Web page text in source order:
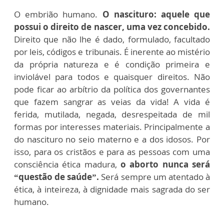
O embrião humano. O nascituro: aquele que
possui o direito de nascer, uma vez concebido.
Direito que não lhe é dado, formulado, facultado
por leis, códigos e tribunais. É inerente ao mistério
da própria natureza e é condição primeira e
inviolável para todos e quaisquer direitos. Não
pode ficar ao arbítrio da política dos governantes
que fazem sangrar as veias da vida! A vida é
ferida, mutilada, negada, desrespeitada de mil
formas por interesses materiais. Principalmente a
do nascituro no seio materno e a dos idosos. Por
isso, para os cristãos e para as pessoas com uma
consciência ética madura, o aborto nunca será
“questão de saúde”. Será sempre um atentado à
ética, à inteireza, à dignidade mais sagrada do ser
humano.